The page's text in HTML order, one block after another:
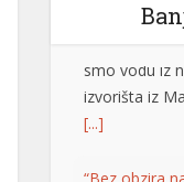
“Bez obzira
Suljagić ni
nisu i ne
Generalni